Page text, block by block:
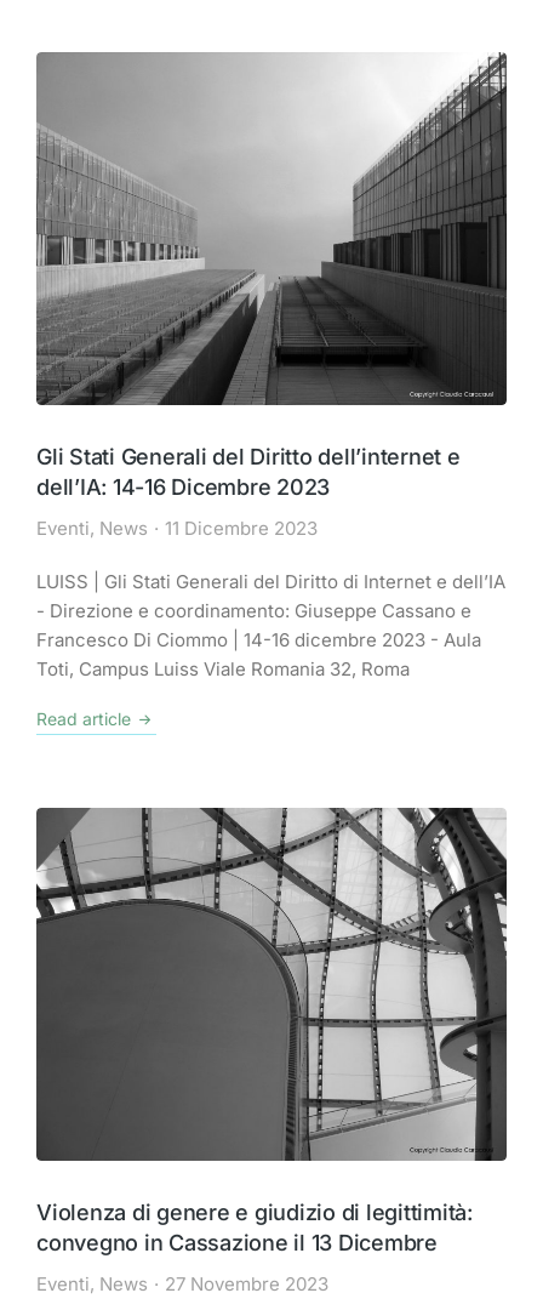
Gli Stati Generali del Diritto dell’internet e
dell’IA: 14-16 Dicembre 2023
Eventi, News 11 Dicembre 2023
LUISS | Gli Stati Generali del Diritto di Internet e dell’IA
- Direzione e coordinamento: Giuseppe Cassano e
Francesco Di Ciommo | 14-16 dicembre 2023 - Aula
Toti, Campus Luiss Viale Romania 32, Roma
Read article
Violenza di genere e giudizio di legittimità:
convegno in Cassazione il 13 Dicembre
Eventi, News 27 Novembre 2023